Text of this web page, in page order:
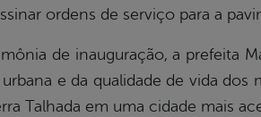
ordens de serviço para a
de inauguração, a prefeita
e da qualidade de vida
Talhada em uma cidade mais